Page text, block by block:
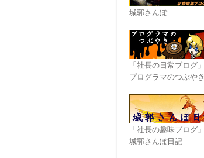
城郭さんぽ
「社長の日常ブログ」
プログラマのつぶやき
「社長の趣味ブログ」
城郭さんぽ日記